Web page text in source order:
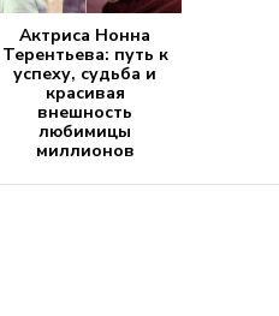
Актриса Нонна
Терентьева: путь к
успеху, судьба и
красивая
внешность
любимицы
миллионов